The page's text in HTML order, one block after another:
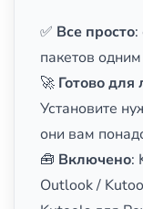
✅ Все просто:
пакетов
🚀 Готово
Установите
они вам
🧰 Включено:
Outlook /